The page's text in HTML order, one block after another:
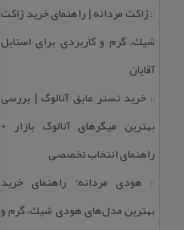
::ژاكت مردانه | راهنمای خرید ژاكت
شیك، گرم و كاربردی برای استایل
آقایان
:: خرید تستر عایق آنالوگ | بررسی
بهترین میگرهای آنالوگ بازار +
راهنمای انتخاب تخصصی
:: هودی مردانه؛ راهنمای خرید
بهترین مدل‌های هودی شیك، گرم و